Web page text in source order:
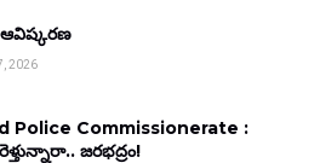
ఆవిష్కరణ
2026
Police Commissionerate :
జరభద్రం!